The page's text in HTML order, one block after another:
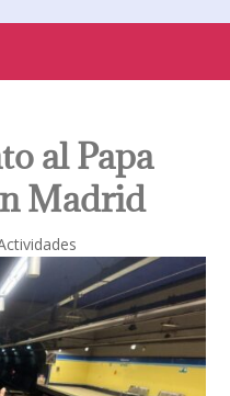
al Papa
Madrid